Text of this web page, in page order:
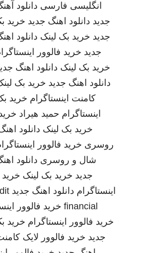
انگلیسی فارسی دانلود
جدید دانلود اهنگ جدید خرید
جدید خرید بک لینک دانلود
جدید خرید فالوور
خرید بک لینک دانلود اهنگ
دانلود اهنگ جدید خرید بک
کامنت اینستاگرام خرید
اینستاگرام حمید هیراد
خرید بک لینک دانلود
روسری خرید فالوور
شال و روسری دانلود
جدید خرید بک لینک خرید
اینستاگرام دانلود اهنگ جدید
financial خرید فالوور
خرید فالوور اینستاگرام خرید
جدید خرید فالوور لایک